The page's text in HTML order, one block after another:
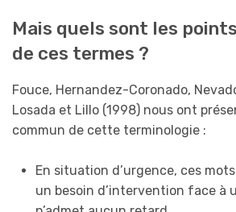
Mais quels sont les
de ces termes ?
Fouce, Hernandez-Coronado,
Losada et Lillo (1998) nous ont
commun de cette terminologie :
En situation d’urgence, ces
un besoin d’intervention face à